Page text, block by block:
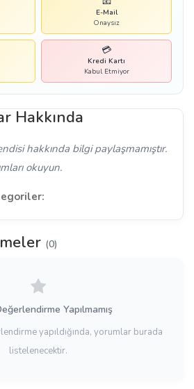
E-Mail
Onaysız
💳
Kredi Kartı
Kabul Etmiyor
Hakkında
hakkında bilgi paylaşmamıştır.
okuyun.
(0)
Yapılmamış
yapıldığında, yorumlar burada
listelenecektir.